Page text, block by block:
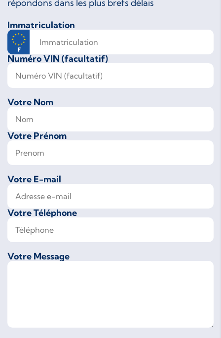
répondons dans les plus brefs délais
Immatriculation
Numéro VIN (facultatif)
Votre Nom
Votre Prénom
Votre E-mail
Votre Téléphone
Votre Message